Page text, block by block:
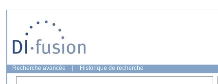
Recherche avancée Historique de recherche